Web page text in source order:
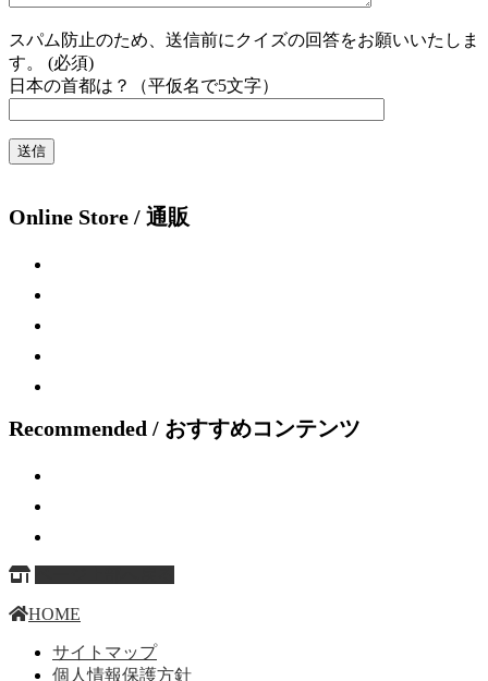
スパム防止のため、送信前にクイズの回答をお願いいたしま
す。 (必須)
日本の首都は？（平仮名で5文字）
Online Store / 通販
Recommended / おすすめコンテンツ
HOME
サイトマップ
個人情報保護方針